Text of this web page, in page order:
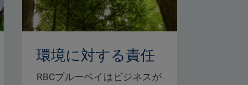
環境に対する責任
RBCブルーベイはビジネスが